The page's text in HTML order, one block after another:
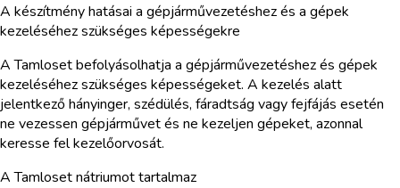
A készítmény hatásai a gépjárművezetéshez és a gépek
kezeléséhez szükséges képességekre
A Tamloset befolyásolhatja a gépjárművezetéshez és gépek
kezeléséhez szükséges képességeket. A kezelés alatt
jelentkező hányinger, szédülés, fáradtság vagy fejfájás esetén
ne vezessen gépjárművet és ne kezeljen gépeket, azonnal
keresse fel kezelőorvosát.
A Tamloset nátriumot tartalmaz